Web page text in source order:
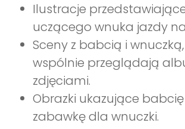
Ilustracje
uczącego wnuka jazdy
Sceny z babcią i
wspólnie przeglądają
zdjęciami.
Obrazki ukazujące
zabawkę dla wnuczki.